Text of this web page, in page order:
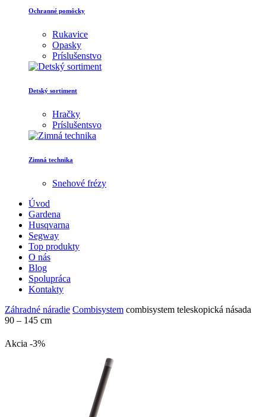
Ochranné pomôcky
Rukavice
Opasky
Príslušenstvo
Detský sortiment
Hračky
Príslušentsvo
Zimná technika
Snehové frézy
Úvod
Gardena
Husqvarna
Segway
Top produkty
O nás
Blog
Spolupráca
Kontakty
Záhradné náradie Combisystem combisystem teleskopická násada
90 – 145 cm
Akcia -3%